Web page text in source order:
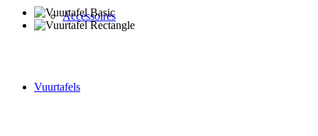
Accessoires
Vuurtafels